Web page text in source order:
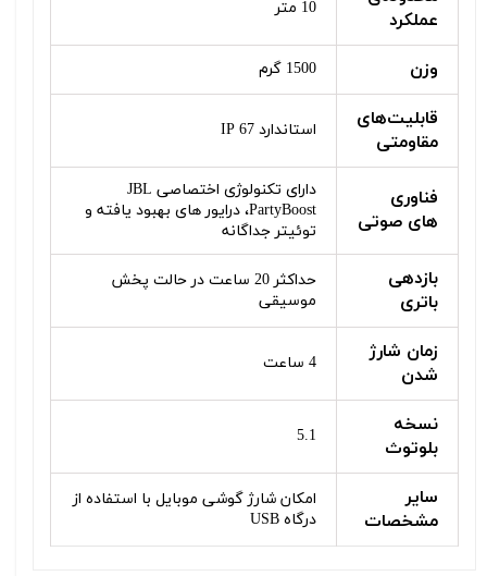
عملکرد
10 متر
وزن 1500 گرم
قابلیت‌های
مقاومتی
استاندارد IP 67
فناوری‌
های صوتی
دارای تکنولوژی اختصاصی JBL
PartyBoost، درایور های بهبود یافته و
توئیتر جداگانه
بازدهی
باتری
حداکثر 20 ساعت در حالت پخش
موسیقی
زمان شارژ
شدن
4 ساعت
نسخه
بلوتوث
5.1
سایر
مشخصات
امکان شارژ گوشی موبایل با استفاده از
درگاه USB